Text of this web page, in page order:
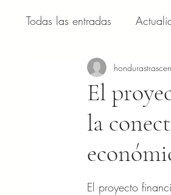
Todas las entradas
Estilo de vida, viajes y
Portal Internacional
El
la
El proyecto